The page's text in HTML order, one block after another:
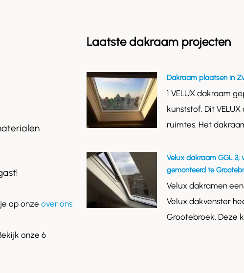
op onze over ons
onze 6
Laatste dakraam projecten
Dakraam plaatsen in
1 VELUX dakraam
kunststof. Dit
ruimtes. Het
Velux dakraam GGL 3,
gemonteerd te
Velux dakramen
Velux dakvenster
Grootebroek. Deze